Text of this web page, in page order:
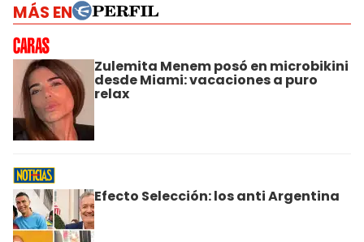
MÁS EN
Zulemita Menem posó en microbikini
desde Miami: vacaciones a puro
relax
Efecto Selección: los anti Argentina